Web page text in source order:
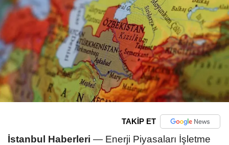
TAKİP ET
İstanbul Haberleri — Enerji Piyasaları İşletme